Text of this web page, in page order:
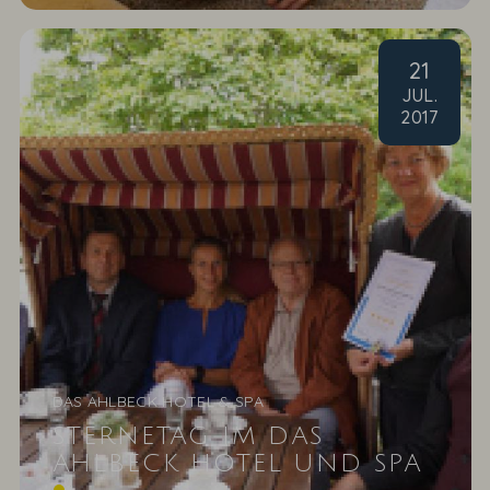
21
JUL.
2017
STERNETAG IM DAS
AHLBECK HOTEL UND SPA
DAS AHLBECK HOTEL & SPA